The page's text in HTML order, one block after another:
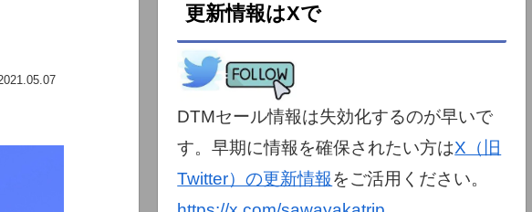
更新情報はXで
DTMセール情報は失効化するのが早いで
す。早期に情報を確保されたい方はX（旧
Twitter）の更新情報をご活用ください。